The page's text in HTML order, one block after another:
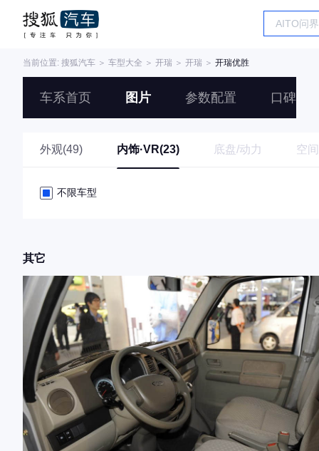
当前位置: 搜狐汽车 ＞ 车型大全 ＞ 开瑞 ＞ 开瑞 ＞ 开瑞优胜
车系首页 图片 参数配置 口碑
外观(49) 内饰·VR(23) 底盘/动力 空间
不限车型
其它